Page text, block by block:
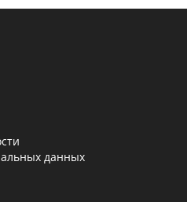
данных